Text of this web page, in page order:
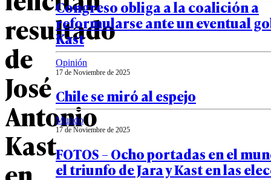
resultado
de
José
Antonio
Kast
Congreso obliga a la coalición a
reformularse ante un eventual
Kast
Opinión
17 de Noviembre de 2025
Chile se miró al espejo
Mundo
17 de Noviembre de 2025
FOTOS – Ocho portadas en el
el triunfo de Jara y Kast en las